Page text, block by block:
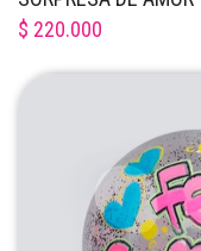
$ 220.000